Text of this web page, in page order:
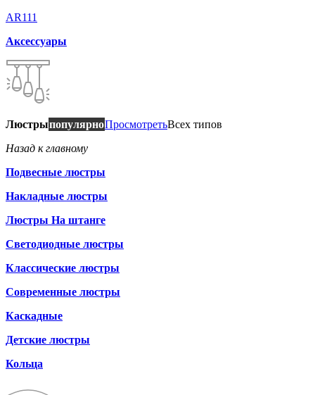
AR111
Аксессуары
ЛюстрыпопулярноПросмотретьВсех типов
Назад к главному
Подвесные люстры
Накладные люстры
Люстры На штанге
Светодиодные люстры
Классические люстры
Современные люстры
Каскадные
Детские люстры
Кольца